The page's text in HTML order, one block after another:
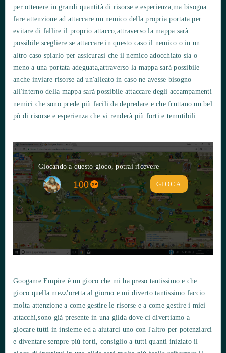
per ottenere in grandi quantità di risorse e esperienza,ma bisogna
fare attenzione ad attaccare un nemico della propria portata per
evitare di fallire il proprio attacco,attraverso la mappa sarà
possibile scegliere se attaccare in questo caso il nemico o in un
altro caso spiarlo per assicurasi che il nemico adocchiato sia o
meno a una portata adeguata,attraverso la mappa sarà possibile
anche inviare risorse ad un'alleato in caso ne avesse bisogno
all'interno della mappa sarà possibile attaccare degli accampamenti
nemici che sono prede più facili da depredare e che fruttano un bel
pò di risorse e esperienza che vi renderà più forti e temutibili.
Giocando a questo gioco, potrai ricevere
100 GIOCA
Googame Empire è un gioco che mi ha preso tantissimo e che
gioco quella mezz'oretta al giorno e mi diverto tantissimo faccio
molta attenzione a come gestire le risorse e a come gestire i miei
attacchi,sono già presente in una gilda dove ci divertiamo a
giocare tutti in insieme ed a aiutarci uno con l'altro per potenziarci
e diventare sempre più forti, consiglio a tutti quanti iniziato il